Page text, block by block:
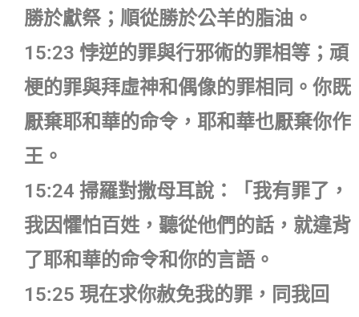
勝於獻祭；順從勝於公羊的脂油。
15:23 悖逆的罪與行邪術的罪相等；頑
梗的罪與拜虛神和偶像的罪相同。你既
厭棄耶和華的命令，耶和華也厭棄你作
王。
15:24 掃羅對撒母耳說：「我有罪了，
我因懼怕百姓，聽從他們的話，就違背
了耶和華的命令和你的言語。
15:25 現在求你赦免我的罪，同我回